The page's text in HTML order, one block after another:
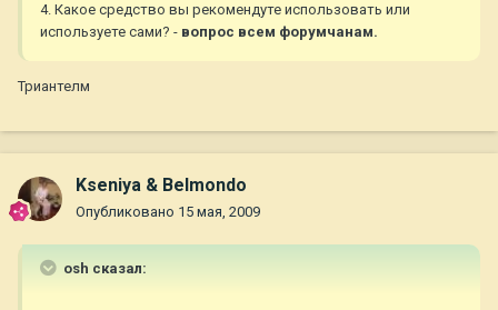
4. Какое средство вы рекомендуте использовать или
используете сами? - вопрос всем форумчанам.
Триантелм
Kseniya & Belmondo
Опубликовано 15 мая, 2009
osh сказал: